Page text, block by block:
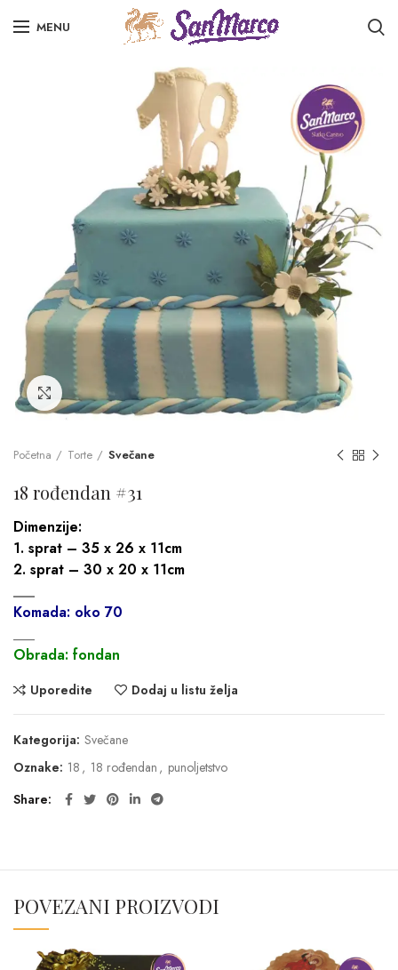
MENU
Click to enlarge
Početna Torte Svečane
18 rođendan #31
Dimenzije:
1. sprat – 35 x 26 x 11cm
2. sprat – 30 x 20 x 11cm
___
Komada: oko 70
Obrada: fondan
Uporedite Dodaj u listu želja
Kategorija: Svečane
Oznake: 18 , 18 rođendan , punoljetstvo
Share
POVEZANI PROIZVODI